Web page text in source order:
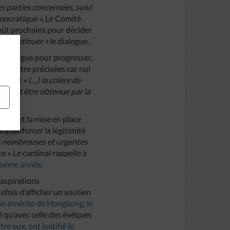
parties concernées, suivi
». Le Comité
prochains pour décider
« continuer » le dialogue.
dialogue pour progresser.
être précisées car nul
« (…) la colère de
peut être obtenue par la
et la mise en place
à renforcer la légitimité
nombreuses et urgentes
». Le cardinal rappelle à
année.
d’afficher un soutien
émérite de Hongkong, le
qu’avec celle des évêques
eux, ont justifié le